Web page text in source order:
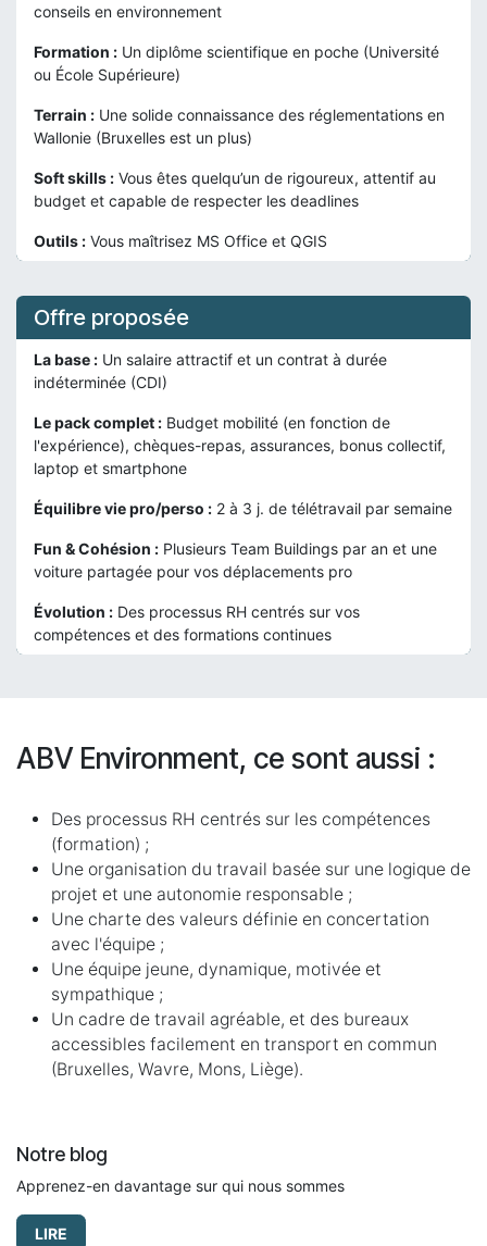
conseils en environnement
Formation : Un diplôme scientifique en poche (Université
ou École Supérieure)
Terrain : Une solide connaissance des réglementations en
Wallonie (Bruxelles est un plus)
Soft skills : Vous êtes quelqu’un de rigoureux, attentif au
budget et capable de respecter les deadlines
Outils : Vous maîtrisez MS Office et QGIS
Offre proposée
La base : Un salaire attractif et un contrat à durée
indéterminée (CDI)
Le pack complet : Budget mobilité (en fonction de
l'expérience), chèques-repas, assurances, bonus collectif,
laptop et smartphone
Équilibre vie pro/perso : 2 à 3 j. de télétravail par semaine
Fun & Cohésion : Plusieurs Team Buildings par an et une
voiture partagée pour vos déplacements pro
Évolution : Des processus RH centrés sur vos
compétences et des formations continues
ABV Environment, ce sont aussi :
Des processus RH centrés sur les compétences
(formation) ;
Une organisation du travail basée sur une logique de
projet et une autonomie responsable ;
Une charte des valeurs définie en concertation
avec l'équipe ;
Une équipe jeune, dynamique, motivée et
sympathique ;
Un cadre de travail agréable, et des bureaux
accessibles facilement en transport en commun
(Bruxelles, Wavre, Mons, Liège).
Notre blog
Apprenez-en davantage sur qui nous sommes
LIRE